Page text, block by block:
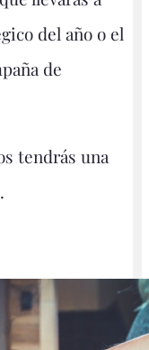
del año o el
de
tendrás una